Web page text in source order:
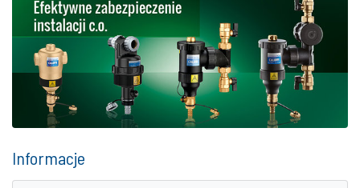
Informacje